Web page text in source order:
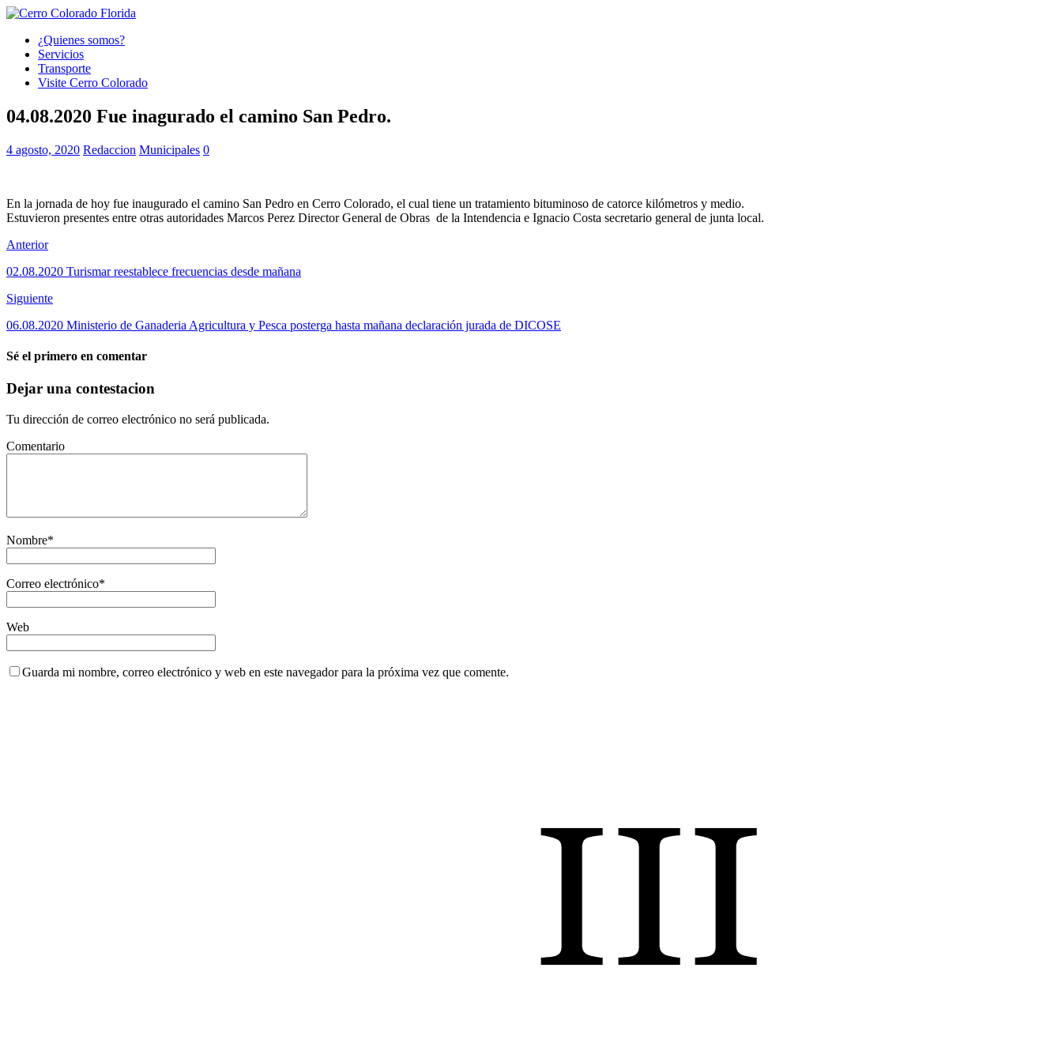
¿Quienes somos?
Servicios
Transporte
Visite Cerro Colorado
04.08.2020 Fue inagurado el camino San Pedro.
4 agosto, 2020 Redaccion Municipales 0
En la jornada de hoy fue inaugurado el camino San Pedro en Cerro Colorado, el cual tiene un tratamiento bituminoso de catorce kilómetros y medio.
Estuvieron presentes entre otras autoridades Marcos Perez Director General de Obras de la Intendencia e Ignacio Costa secretario general de junta local.
Anterior
02.08.2020 Turismar reestablece frecuencias desde mañana
Siguiente
06.08.2020 Ministerio de Ganaderia Agricultura y Pesca posterga hasta mañana declaración jurada de DICOSE
Sé el primero en comentar
Dejar una contestacion
Tu dirección de correo electrónico no será publicada.
Comentario
Nombre*
Correo electrónico*
Web
Guarda mi nombre, correo electrónico y web en este navegador para la próxima vez que comente.